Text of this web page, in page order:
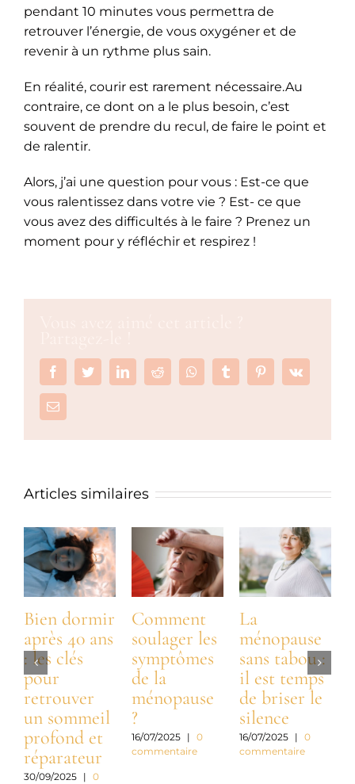
pendant 10 minutes vous permettra de
retrouver l’énergie, de vous oxygéner et de
revenir à un rythme plus sain.
En réalité, courir est rarement nécessaire.Au
contraire, ce dont on a le plus besoin, c’est
souvent de prendre du recul, de faire le point et
de ralentir.
Alors, j’ai une question pour vous : Est-ce que
vous ralentissez dans votre vie ? Est- ce que
vous avez des difficultés à le faire ? Prenez un
moment pour y réfléchir et respirez !
FacebookTwitterLinkedInReddit WhatsappTumblr PinterestVk
Email
Articles similaires
Bien dormir
après 40 ans
: les clés
pour
retrouver
un sommeil
profond et
réparateur
30/09/2025 | 0
Comment
soulager les
symptômes
de la
ménopause
?
16/07/2025 | 0
commentaire
La
ménopause
sans tabou :
il est temps
de briser le
silence
16/07/2025 | 0
commentaire